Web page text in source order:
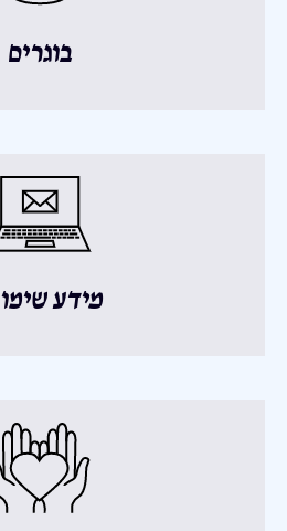
בוגרים
מידע